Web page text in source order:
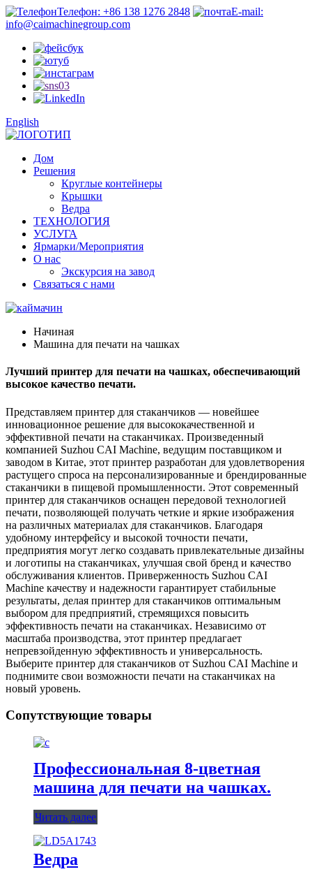
Телефон: +86 138 1276 2848
E-mail:
info@caimachinegroup.com
English
Дом
Решения
Круглые контейнеры
Крышки
Ведра
ТЕХНОЛОГИЯ
УСЛУГА
Ярмарки/Мероприятия
О нас
Экскурсия на завод
Связаться с нами
Начиная
Машина для печати на чашках
Лучший принтер для печати на чашках, обеспечивающий
высокое качество печати.
Представляем принтер для стаканчиков — новейшее
инновационное решение для высококачественной и
эффективной печати на стаканчиках. Произведенный
компанией Suzhou CAI Machine, ведущим поставщиком и
заводом в Китае, этот принтер разработан для удовлетворения
растущего спроса на персонализированные и брендированные
стаканчики в пищевой промышленности. Этот современный
принтер для стаканчиков оснащен передовой технологией
печати, позволяющей получать четкие и яркие изображения
на различных материалах для стаканчиков. Благодаря
удобному интерфейсу и высокой точности печати,
предприятия могут легко создавать привлекательные дизайны
и логотипы на стаканчиках, улучшая свой бренд и качество
обслуживания клиентов. Приверженность Suzhou CAI
Machine качеству и надежности гарантирует стабильные
результаты, делая принтер для стаканчиков оптимальным
выбором для предприятий, стремящихся повысить
эффективность печати на стаканчиках. Независимо от
масштаба производства, этот принтер предлагает
непревзойденную эффективность и универсальность.
Выберите принтер для стаканчиков от Suzhou CAI Machine и
поднимите свои возможности печати на стаканчиках на
новый уровень.
Сопутствующие товары
Профессиональная 8-цветная
машина для печати на чашках.
Читать далее
Ведра